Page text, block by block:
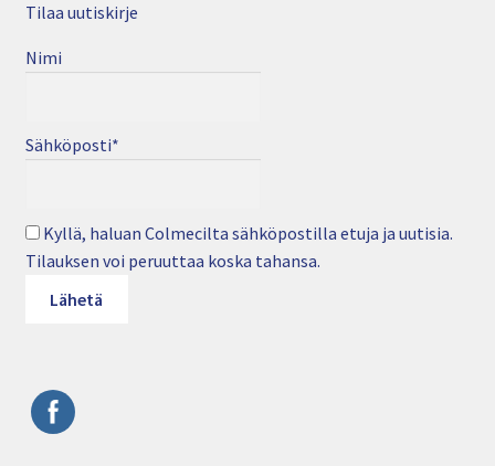
Tilaa uutiskirje
Nimi
Sähköposti*
Kyllä, haluan Colmecilta sähköpostilla etuja ja uutisia.
Tilauksen voi peruuttaa koska tahansa.